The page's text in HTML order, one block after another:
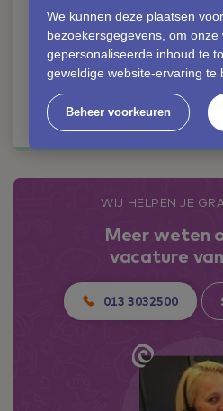
We kunnen deze plaatsen
bezoekersgegevens, om
gepersonaliseerde inhoud te
geweldige website-ervaring te
Beheer voorkeuren
Ilse
06-
Kom in
WIJ HELPEN JE
Meer weten
vacature
013 3032500